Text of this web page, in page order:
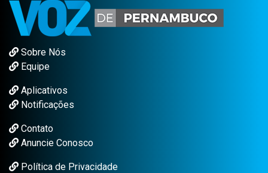
Sobre Nós
Equipe
Aplicativos
Notificações
Contato
Anuncie Conosco
Política de Privacidade